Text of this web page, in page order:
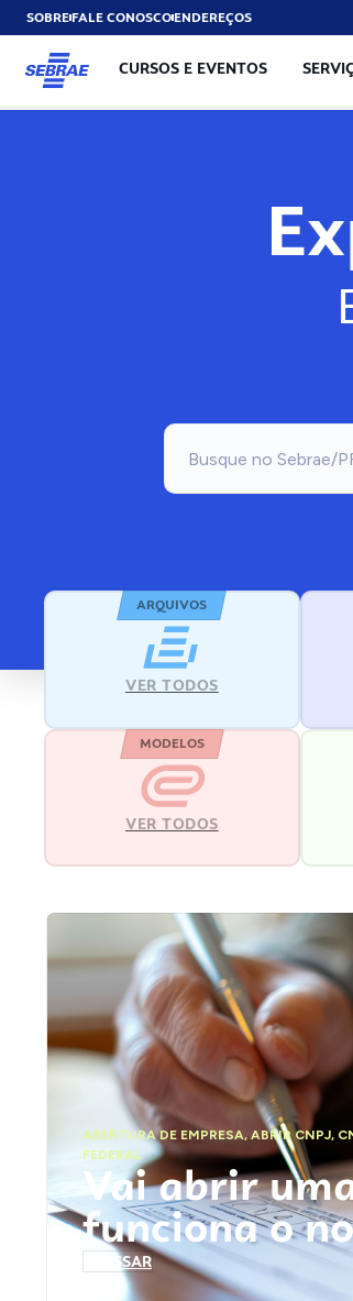
SOBREFALE CONOSCOENDEREÇOS
CURSOS E EVENTOS
ARQUIVOS
VER TODOS
MODELOS
VER TODOS
ABERTURA DE EMPRESA,ABRIR CNPJ,
FEDERAL
Vai abrir
funciona o
ACESSAR